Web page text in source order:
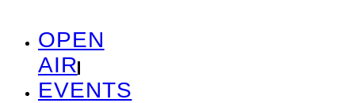
OPEN
AIR
EVENTS